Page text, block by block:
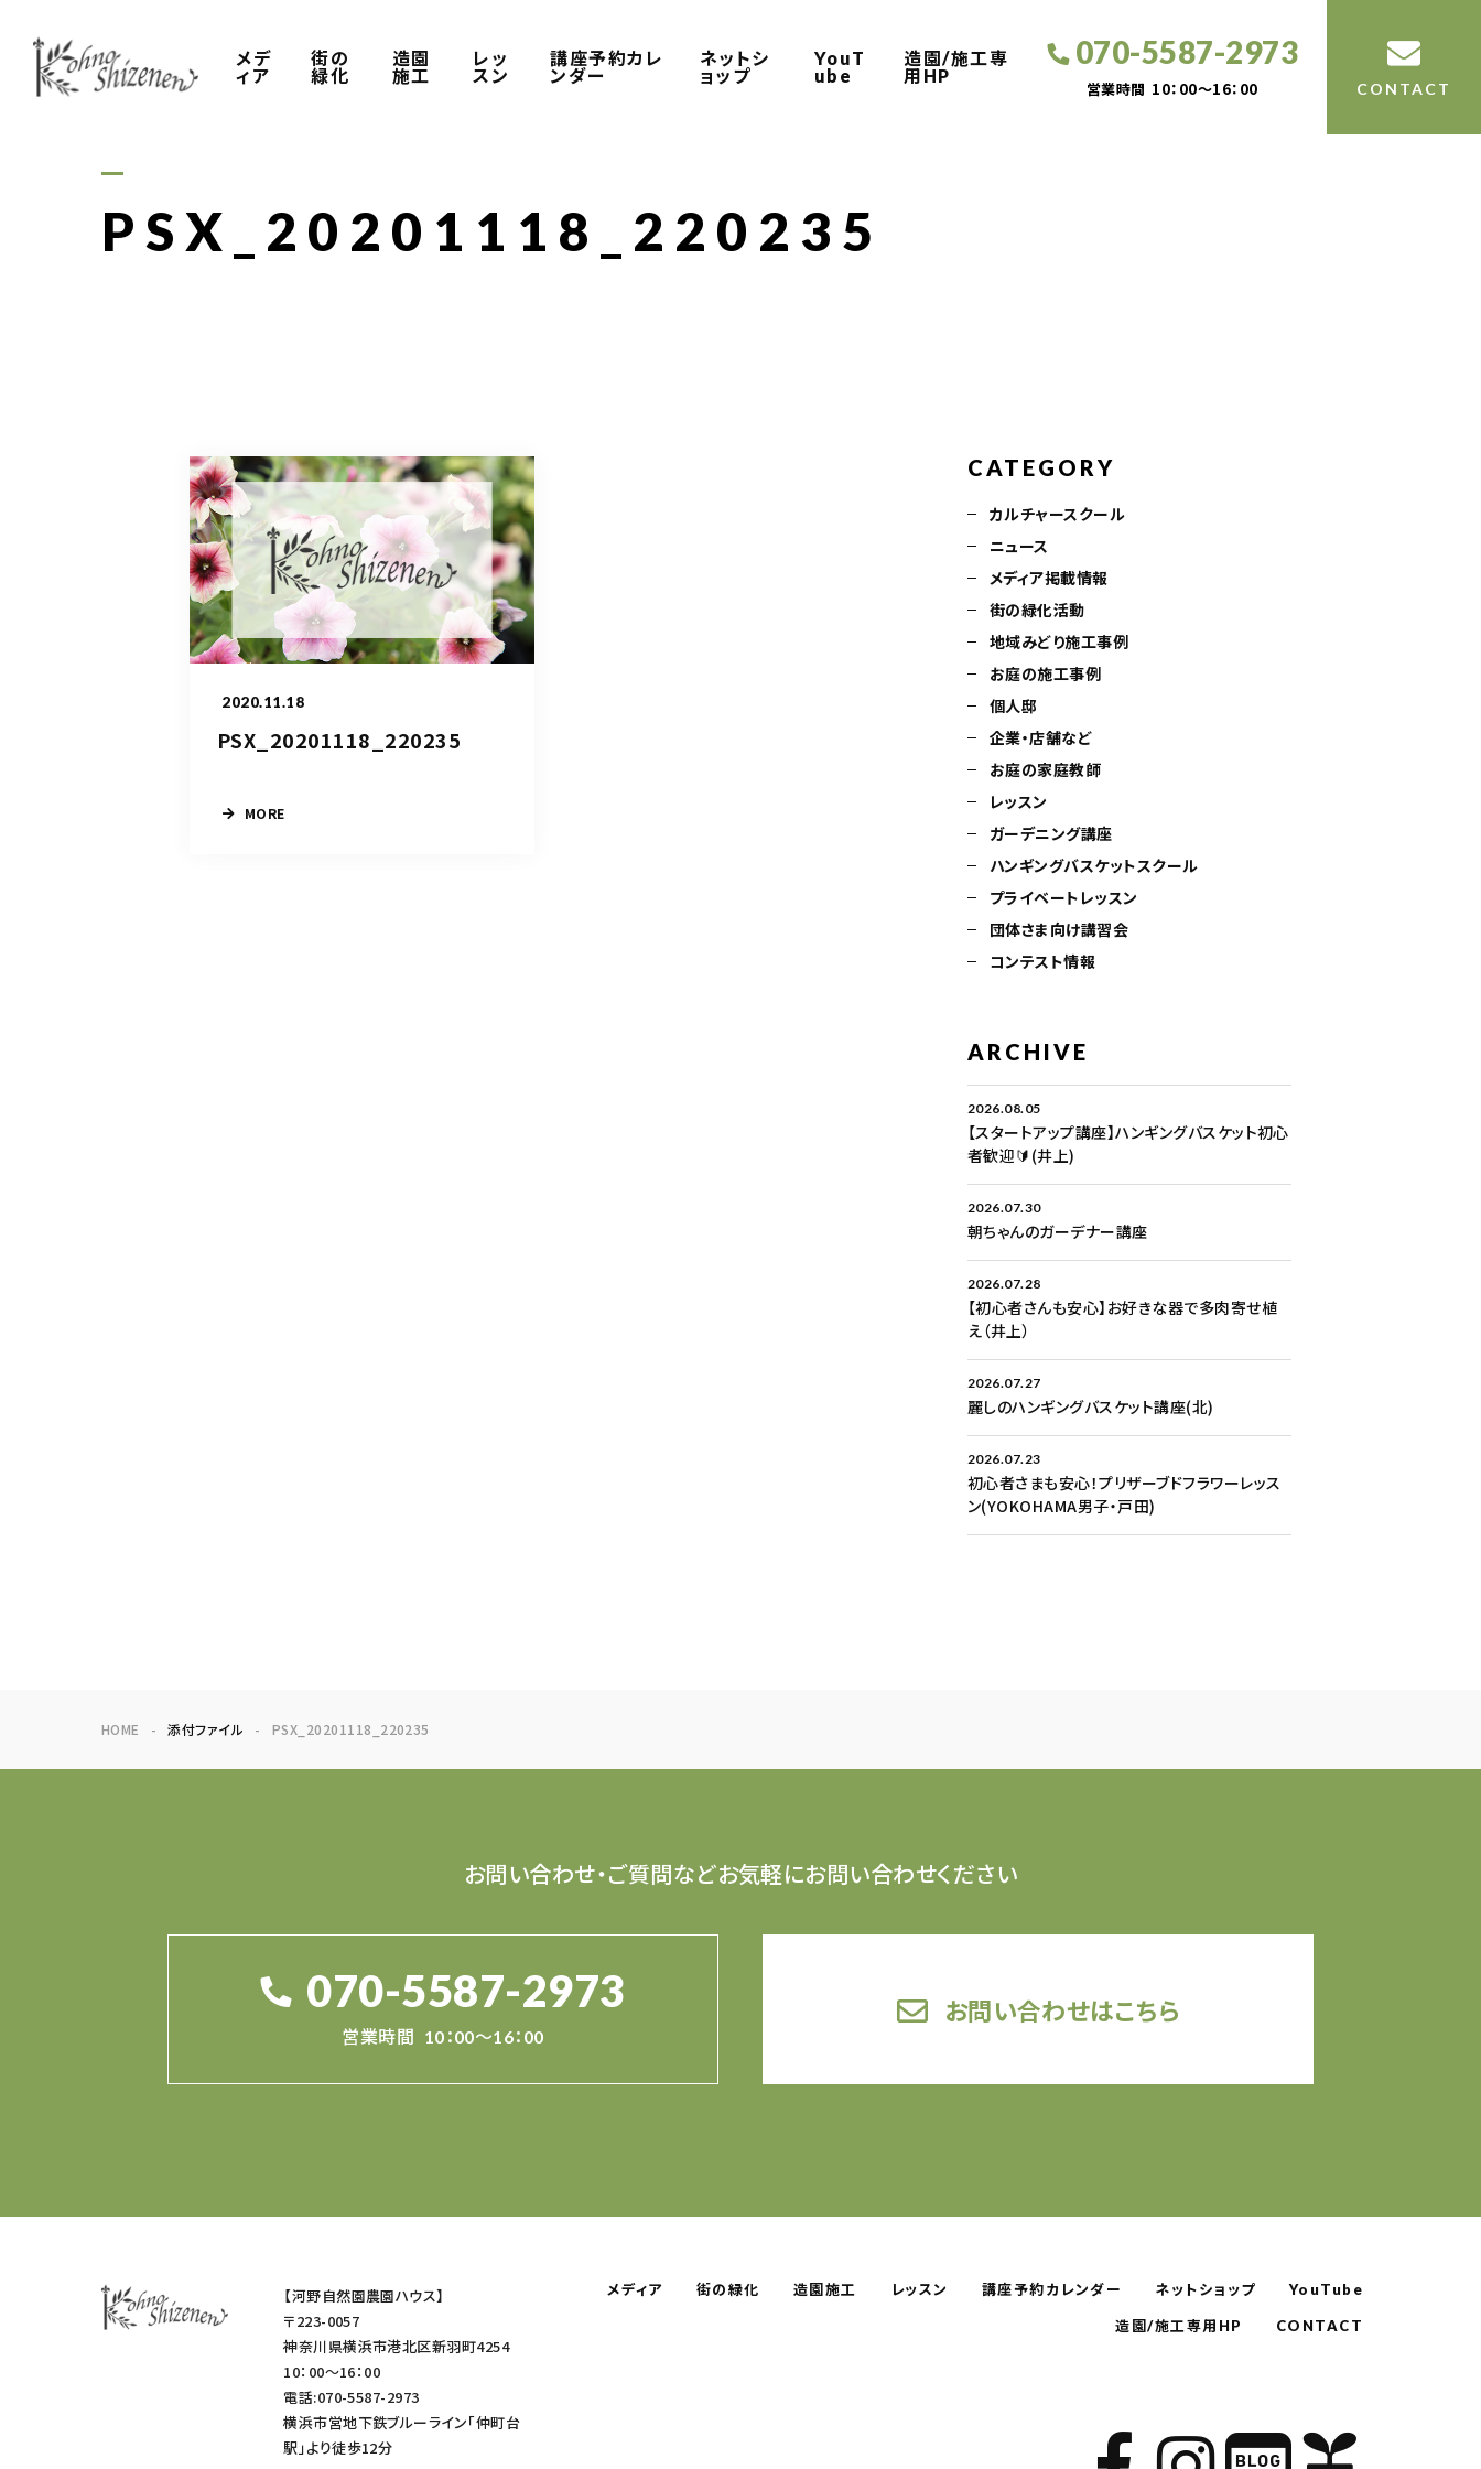
メデ
ィア
街の
緑化
造園
施工
レッ
スン
講座予約カレ
ンダー
ネットシ
ョップ
YouT
ube
造園/施工専
用HP
070-5587-2973
営業時間 10：00～16：00 CONTACT
PSX_20201118_220235
2020.11.18
PSX_20201118_220235
MORE
CATEGORY
カルチャースクール
ニュース
メディア掲載情報
街の緑化活動
地域みどり施工事例
お庭の施工事例
個人邸
企業・店舗など
お庭の家庭教師
レッスン
ガーデニング講座
ハンギングバスケットスクール
プライベートレッスン
団体さま向け講習会
コンテスト情報
ARCHIVE
2026.08.05
【スタートアップ講座】ハンギングバスケット初心
者歓迎🔰(井上)
2026.07.30
朝ちゃんのガーデナー講座
2026.07.28
【初心者さんも安心】お好きな器で多肉寄せ植
え（井上）
2026.07.27
麗しのハンギングバスケット講座(北)
2026.07.23
初心者さまも安心！プリザーブドフラワーレッス
ン(YOKOHAMA男子・戸田)
HOME 添付ファイル PSX_20201118_220235
お問い合わせ・ご質問などお気軽にお問い合わせください
070-5587-2973
営業時間 10：00～16：00
お問い合わせはこちら
【河野自然園農園ハウス】
〒223-0057
神奈川県横浜市港北区新羽町4254
10：00～16：00
電話:070-5587-2973
横浜市営地下鉄ブルーライン「仲町台
駅」より徒歩12分
メディア 街の緑化 造園施工 レッスン 講座予約カレンダー ネットショップ YouTube
造園/施工専用HP CONTACT